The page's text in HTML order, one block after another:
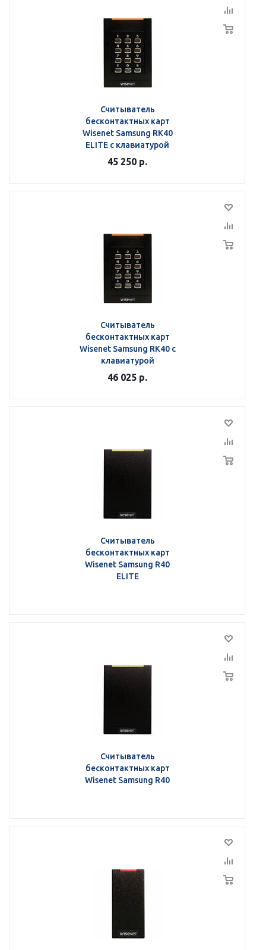
Считыватель
бесконтактных карт
Wisenet Samsung RK40
ELITE с клавиатурой
45 250 р.
Считыватель
бесконтактных карт
Wisenet Samsung RK40 с
клавиатурой
46 025 р.
Считыватель
бесконтактных карт
Wisenet Samsung R40
ELITE
Считыватель
бесконтактных карт
Wisenet Samsung R40